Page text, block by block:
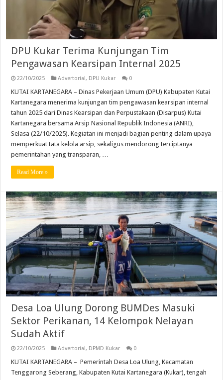
DPU Kukar Terima Kunjungan Tim
Pengawasan Kearsipan Internal 2025
22/10/2025 Advertorial, DPU Kukar 0
KUTAI KARTANEGARA – Dinas Pekerjaan Umum (DPU) Kabupaten Kutai
Kartanegara menerima kunjungan tim pengawasan kearsipan internal
tahun 2025 dari Dinas Kearsipan dan Perpustakaan (Disarpus) Kutai
Kartanegara bersama Arsip Nasional Republik Indonesia (ANRI),
Selasa (22/10/2025). Kegiatan ini menjadi bagian penting dalam upaya
memperkuat tata kelola arsip, sekaligus mendorong terciptanya
pemerintahan yang transparan, …
Read More »
Desa Loa Ulung Dorong BUMDes Masuki
Sektor Perikanan, 14 Kelompok Nelayan
Sudah Aktif
22/10/2025 Advertorial, DPMD Kukar 0
KUTAI KARTANEGARA – Pemerintah Desa Loa Ulung, Kecamatan
Tenggarong Seberang, Kabupaten Kutai Kartanegara (Kukar), tengah